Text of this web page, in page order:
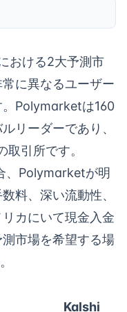
おける2大予測市
に異なるユーザー
。Polymarketは160
リーダーであり、
引所です。
、Polymarketが明
料、深い流動性、
カにいて現金入金
市場を希望する場
Kalshi